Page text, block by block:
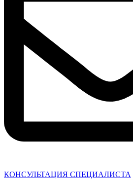
КОНСУЛЬТАЦИЯ СПЕЦИАЛИСТА